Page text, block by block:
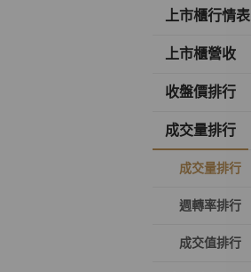
上市櫃行情表
上市櫃營收
收盤價排行
成交量排行
成交量排行
週轉率排行
成交值排行